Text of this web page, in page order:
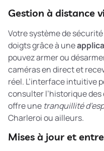
Gestion à distance
Votre système de
doigts grâce à une
pouvez armer ou
caméras en direct et
réel. L’interface intuitive
consulter l’historique
offre une tranquillité
Charleroi ou ailleurs.
Mises à jour et